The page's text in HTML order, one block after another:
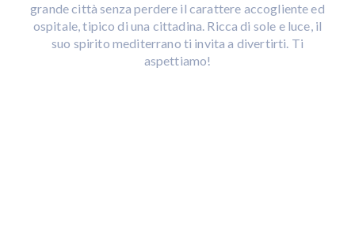
grande città senza perdere il carattere accogliente ed
ospitale, tipico di una cittadina. Ricca di sole e luce, il
suo spirito mediterrano ti invita a divertirti. Ti
aspettiamo!